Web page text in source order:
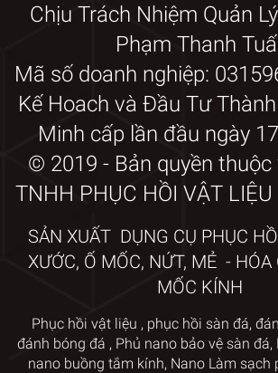
Chịu Trách Nhiệm Quản
Phạm Thanh
Mã số doanh nghiệp:
Kế Hoach và Đầu Tư
Minh cấp lần đầu ngày
© 2019 - Bản quyền thuộc
TNHH PHỤC HỒI VẬT LIỆU
SẢN XUẤT DỤNG CỤ PHỤC
XƯỚC, Ố MỐC, NỨT, MẺ - HÓA
MỐC KÍNH
Phục hồi vật liệu , phục hồi sàn đá,
đánh bóng đá , Phủ nano bảo vệ sàn đá,
nano buồng tắm kính, Nano Làm sạch